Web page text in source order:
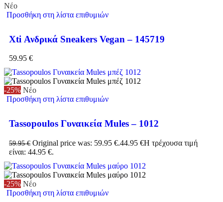
Νέο
Προσθήκη στη λίστα επιθυμιών
Xti Ανδρικά Sneakers Vegan – 145719
59.95 €
-25% Νέο
Προσθήκη στη λίστα επιθυμιών
Tassopoulos Γυναικεία Mules – 1012
59.95€ Original price was: 59.95 €.44.95 €Η τρέχουσα τιμή
είναι: 44.95 €.
-25% Νέο
Προσθήκη στη λίστα επιθυμιών